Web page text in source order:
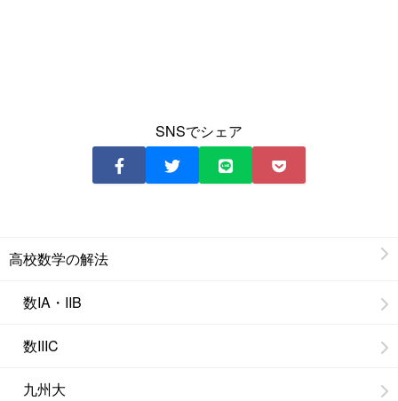
SNSでシェア
高校数学の解法
数IA・IIB
数IIIC
九州大